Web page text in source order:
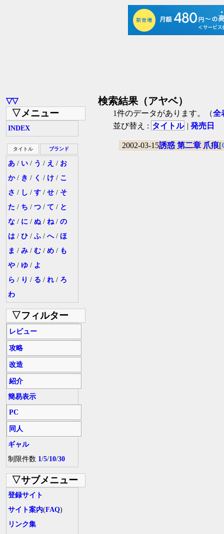
▽▽
▽メニュー
INDEX
タイトル ブランド
あ / い / う / え / お
か/ き / く / け / こ
さ / し / す / せ / そ
た / ち / つ / て / と
な / に / ぬ / ね / の
は / ひ / ふ / へ/ ほ
ま / み / む / め / も
や / ゆ / よ
ら / り / る / れ / ろ
わ
▽フィルター
レビュー
攻略
改造
紹介
簡易表示
PC
同人
ギャル
制限件数 1/5/10/30
▽サブメニュー
登録サイト
サイト案内(FAQ)
リンク集
検索結果（アヤベ）
1件のデータがあります。（全
並び替え : タイトル | 発売日
2002-03-15誘惑 第二章 爪痕[